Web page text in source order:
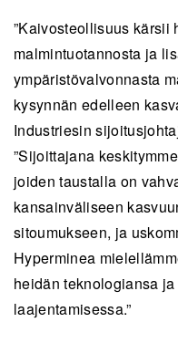
”Kaivosteollisuus kärsii
malmintuotannosta ja
ympäristövalvonnasta
kysynnän edelleen
Industriesin
”Sijoittajana
joiden taustalla on
kansainväliseen
sitoumukseen, ja
Hyperminea
heidän teknologiansa
laajentamisessa.”